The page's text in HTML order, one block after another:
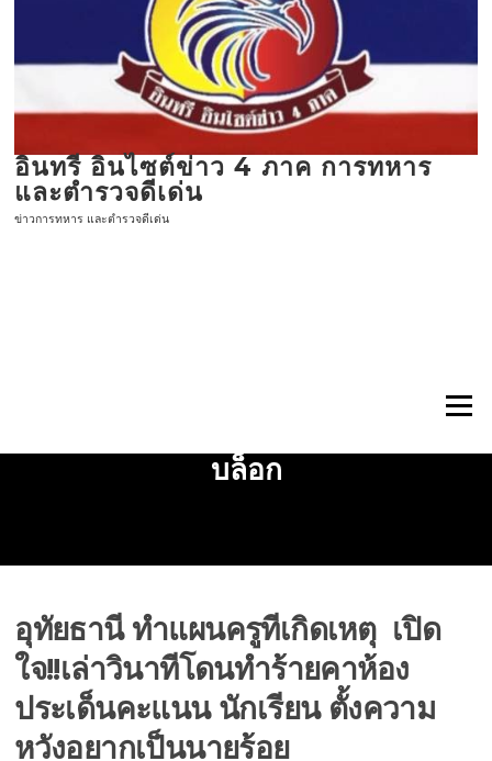
อินทรี อินไซต์ข่าว 4 ภาค การทหาร
และตำรวจดีเด่น
ข่าวการทหาร และตำรวจดีเด่น
เมนู
บล็อก
อุทัยธานี ทำแผนครูทีเกิดเหตุ เปิด
ใจ!!เล่าวินาทีโดนทำร้ายคาห้อง
ประเด็นคะแนน นักเรียน ตั้งความ
หวังอยากเป็นนายร้อย